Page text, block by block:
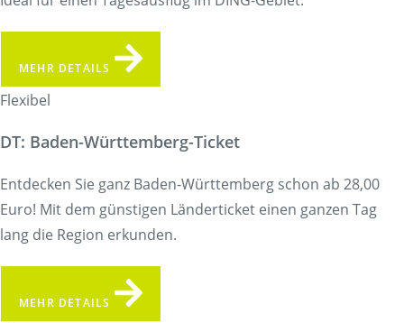
MEHR DETAILS
Flexibel
DT: Baden-Württemberg-Ticket
Entdecken Sie ganz Baden-Württemberg schon ab 28,00
Euro! Mit dem günstigen Länderticket einen ganzen Tag
lang die Region erkunden.
MEHR DETAILS